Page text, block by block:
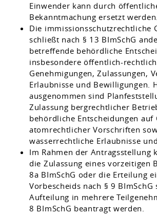
Einwender kann durch
Bekanntmachung ersetzt werden.
Die immissionsschutzrechtliche
schließt nach § 13 BImSchG
betreffende behördliche
insbesondere öffentlich-
Genehmigungen, Zulassungen,
Erlaubnisse und Bewilligungen.
ausgenommen sind
Zulassung bergrechtlicher
behördliche Entscheidungen auf
atomrechtlicher Vorschriften
wasserrechtliche Erlaubnisse
Im Rahmen der Antragsstellung
die Zulassung eines vorzeitigen
8a BImSchG oder die Erteilung
Vorbescheids nach § 9 BImSchG
Aufteilung in mehrere
8 BImSchG beantragt werden.